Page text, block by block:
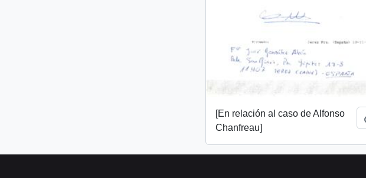
[En relación al caso de Alfonso
Chanfreau]